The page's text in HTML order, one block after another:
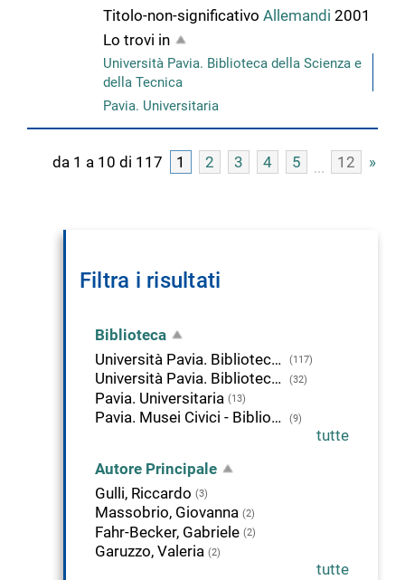
Titolo-non-significativoAllemandi2001
Lo trovi in
Università Pavia. Biblioteca della Scienza e
della Tecnica
Pavia. Universitaria
da 1 a 10 di 117 1 2 3 4 5 12 »
Filtra i risultati
Biblioteca
Università Pavia. Biblioteca della Scienza e della Tecnica
(117)
Università Pavia. Biblioteca di Studi Umanistici (32)
Pavia. Universitaria (13)
Pavia. Musei Civici - Biblioteca d'Arte (9)
tutte
Autore Principale
Gulli, Riccardo (3)
Massobrio, Giovanna (2)
Fahr-Becker, Gabriele (2)
Garuzzo, Valeria (2)
tutte